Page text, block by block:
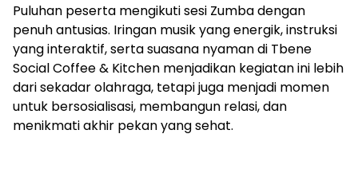
Puluhan peserta mengikuti sesi Zumba dengan
penuh antusias. Iringan musik yang energik, instruksi
yang interaktif, serta suasana nyaman di Tbene
Social Coffee & Kitchen menjadikan kegiatan ini lebih
dari sekadar olahraga, tetapi juga menjadi momen
untuk bersosialisasi, membangun relasi, dan
menikmati akhir pekan yang sehat.